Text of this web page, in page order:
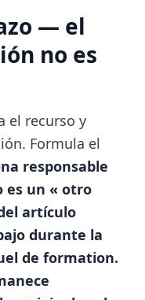
— el
no es
el recurso y
Formula el
responsable
es un « otro
artículo
durante la
de formation.